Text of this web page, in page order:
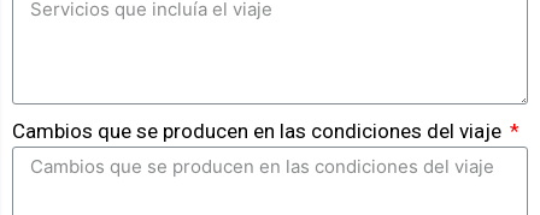
Cambios que se producen en las condiciones del viaje